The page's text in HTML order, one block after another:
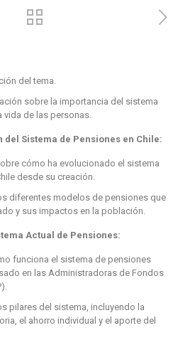
del tema.
sobre la importancia del sistema
vida de las personas.
del Sistema de Pensiones en Chile:
cómo ha evolucionado el sistema
desde su creación.
diferentes modelos de pensiones que
y sus impactos en la población.
Actual de Pensiones:
funciona el sistema de pensiones
en las Administradoras de Fondos
pilares del sistema, incluyendo la
el ahorro individual y el aporte del